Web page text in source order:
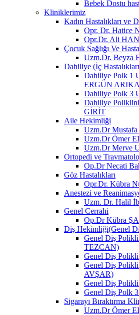
Bebek Dostu
Kliniklerimiz
Kadın Hastalıkları ve
Opr. Dr. Hatice
Opr.Dr. Ali
Çocuk Sağlığı Ve
Uzm.Dr. Beyza
Dahiliye (İç
Dahiliye Polk 1
ERGÜN
Dahiliye Polk 3
Dahiliye
GİRİT
Aile Hekimliği
Uzm.Dr
Uzm.Dr Ömer
Uzm.Dr Merve
Ortopedi ve
Op.Dr Necati
Göz Hastalıkları
Opr.Dr. Kübra
Anestezi ve
Uzm. Dr. Halil
Genel Cerrahi
Op.Dr Kübra
Diş Hekimliği(Genel
Genel Diş
TEZCAN)
Genel Diş
Genel Diş
AVŞAR)
Genel Diş
Genel Diş Polk
Sigarayı Bıraktırma
Uzm.Dr Ömer